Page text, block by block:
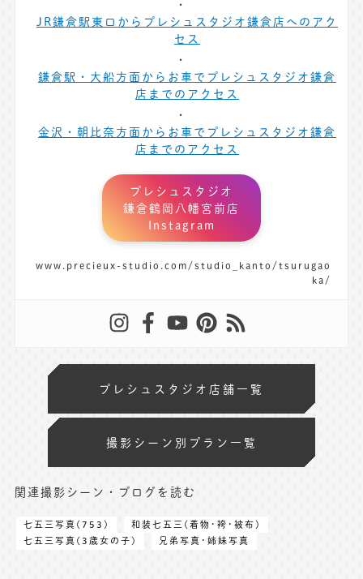
JR鎌倉駅東口からプレシュスタジオ鎌倉店へのアク
セス
鎌倉駅・大船方面からお車でプレシュスタジオ鎌倉
店までのアクセス
金沢・朝比奈方面からお車でプレシュスタジオ鎌倉
店までのアクセス
プレシュスタジオ
鎌倉鶴岡八幡宮前店
Instagram
www.precieux-studio.com/studio_kanto/tsurugao
ka/
プレシュスタジオ店舗一覧
撮影シーン別プラン一覧
関連撮影シーン・ブログを読む
七五三写真(753)
和装七五三(着物･袴･被布)
七五三写真(3歳女の子)
兄弟写真･姉妹写真